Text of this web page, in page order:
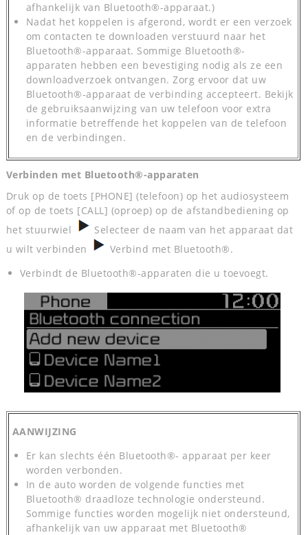
afhankelijk van Bluetooth®-apparaat.)
Nadat het koppelen is afgerond, wordt er een verzoek
om contacten te downloaden verstuurd naar het
Bluetooth®-apparaat. Sommige Bluetooth®-
apparaten hebben een bevestiging nodig als ze een
downloadverzoek ontvangen. Zorg ervoor dat uw
Bluetooth®-apparaat de verbinding accepteert. Bekijk
de gebruiksaanwijzing van uw telefoon voor extra
informatie betreffende het koppelen van de telefoon
en de verbindingen.
Verbinden met Bluetooth®-apparaten
Druk op de toets [PHONE] (telefoon) op het audiosysteem
of op de toets [CALL] (oproep) op de afstandbediening op
het stuurwiel
Selecteer de naam van het apparaat dat
u wilt verbinden
Verbind met Bluetooth®.
Verbindt de Bluetooth®-apparaten die u toevoegt.
AANWIJZING
Er kan slechts één Bluetooth®- apparaat per keer
worden verbonden.
In de auto worden de volgende functies met
Bluetooth® draadloze technologie ondersteund.
Sommige functies worden mogelijk niet ondersteund,
afhankelijk van uw apparaat met Bluetooth®